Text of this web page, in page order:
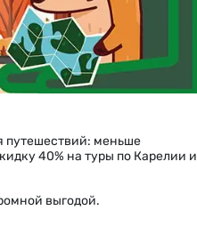
дегустации
новому
развлечения
путешествий: меньше
40% на туры по Карелии и
выгодой.